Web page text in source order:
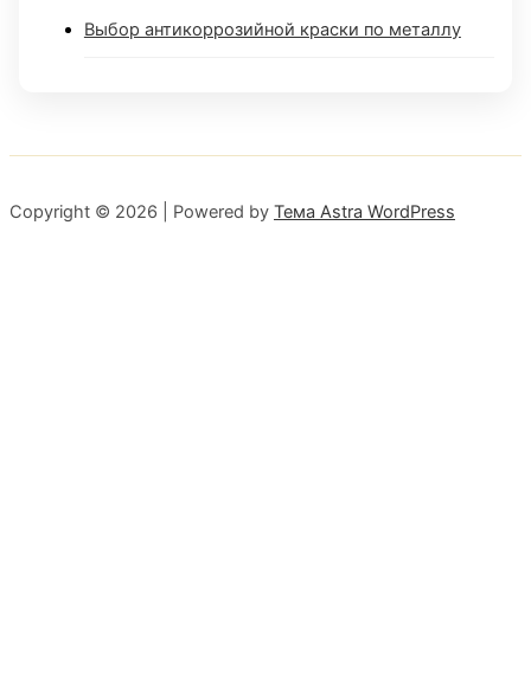
Выбор антикоррозийной краски по металлу
Copyright © 2026 | Powered by Тема Astra WordPress